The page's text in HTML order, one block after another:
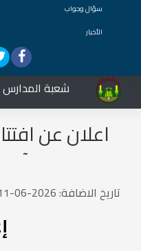
سؤال وجواب
الأخبار
شعبة المدارس
اعلان عن
بالآيات
الحسين عليه
تاريخ الاضافة: 2026-06-11 11:09:53 | عدد المشاهدات:407